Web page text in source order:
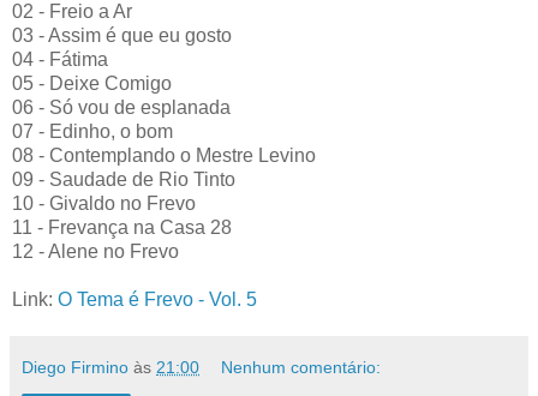
02 - Freio a Ar
03 - Assim é que eu gosto
04 - Fátima
05 - Deixe Comigo
06 - Só vou de esplanada
07 - Edinho, o bom
08 - Contemplando o Mestre Levino
09 - Saudade de Rio Tinto
10 - Givaldo no Frevo
11 - Frevança na Casa 28
12 - Alene no Frevo
Link: O Tema é Frevo - Vol. 5
Diego Firmino às 21:00 Nenhum comentário: